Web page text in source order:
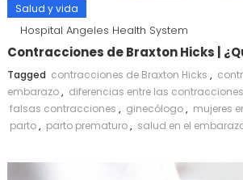
Salud y vida
Hospital Angeles Health System
Contracciones de Braxton Hicks |
Tagged contracciones de Braxton Hicks ,
embarazo, diferencias entre las contracciones
falsas contracciones , ginecólogo, mujeres
parto, parto prematuro, salud en el